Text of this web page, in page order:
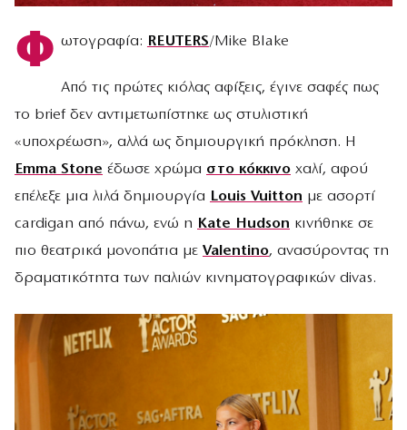
Φ ωτογραφία: REUTERS/Mike Blake
Από τις πρώτες κιόλας αφίξεις, έγινε σαφές πως
το brief δεν αντιμετωπίστηκε ως στυλιστική
«υποχρέωση», αλλά ως δημιουργική πρόκληση. Η
Emma Stone έδωσε χρώμα στο κόκκινο χαλί, αφού
επέλεξε μια λιλά δημιουργία Louis Vuitton με ασορτί
cardigan από πάνω, ενώ η Kate Hudson κινήθηκε σε
πιο θεατρικά μονοπάτια με Valentino, ανασύροντας τη
δραματικότητα των παλιών κινηματογραφικών divas.